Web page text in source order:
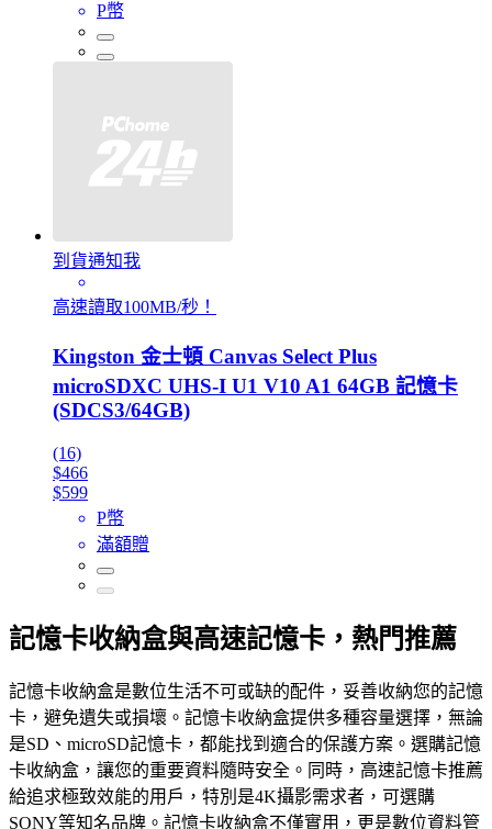
P幣
到貨通知我
高速讀取100MB/秒！
Kingston 金士頓 Canvas Select Plus
microSDXC UHS-I U1 V10 A1 64GB 記憶卡
(SDCS3/64GB)
(16)
$466
$599
P幣
滿額贈
記憶卡收納盒與高速記憶卡，熱門推薦
記憶卡收納盒是數位生活不可或缺的配件，妥善收納您的記憶
卡，避免遺失或損壞。記憶卡收納盒提供多種容量選擇，無論
是SD、microSD記憶卡，都能找到適合的保護方案。選購記憶
卡收納盒，讓您的重要資料隨時安全。同時，高速記憶卡推薦
給追求極致效能的用戶，特別是4K攝影需求者，可選購
SONY等知名品牌。記憶卡收納盒不僅實用，更是數位資料管